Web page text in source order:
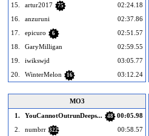
15.
artur2017 75
02:24.18
16.
anzuruni
02:37.86
17.
epicuro 6
02:51.57
18.
GaryMilligan
02:59.55
19.
iwikswjd
03:05.77
20.
WinterMelon 16 03:12.24
MO3
1.
YouCannotOutrunDeeps... 48
00:05.98
2.
numbrr 322
00:58.57